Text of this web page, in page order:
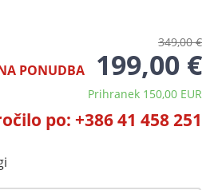
349,00 €
PONUDBA 199,00 €
Prihranek 150,00 EUR
po: +386 41 458 251